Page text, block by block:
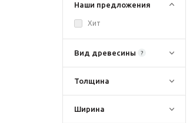
Наши предложения
Хит
Вид древесины ?
Толщина
Ширина